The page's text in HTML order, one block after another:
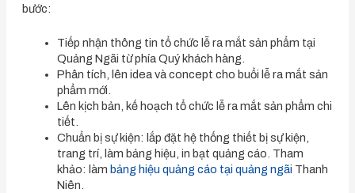
bước:
Tiếp nhận thông tin tổ chức lễ ra mắt sản phẩm tại
Quảng Ngãi từ phía Quý khách hàng.
Phân tích, lên idea và concept cho buổi lễ ra mắt sản
phẩm mới.
Lên kịch bản, kế hoạch tổ chức lễ ra mắt sản phẩm chi
tiết.
Chuẩn bị sự kiện: lắp đặt hệ thống thiết bị sự kiện,
trang trí, làm bảng hiệu, in bạt quảng cáo. Tham
khảo: làm bảng hiệu quảng cáo tại quảng ngãi Thanh
Niên.